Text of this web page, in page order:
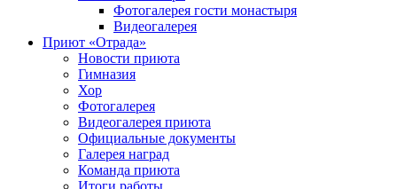
Фотогaлерея гости монастыря
Видеогалерея
Приют «Отрада»
Новости приюта
Гимназия
Хор
Фотогалерея
Видеогалерея приюта
Официальные документы
Галерея наград
Команда приюта
Итоги работы